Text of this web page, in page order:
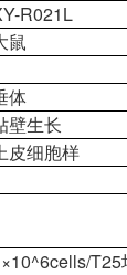
R021L
鼠
体
壁生长
皮细胞样